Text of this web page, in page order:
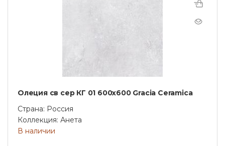
Олеция св сер КГ 01 600х600 Gracia Ceramica
Страна: Россия
Коллекция: Анета
В наличии